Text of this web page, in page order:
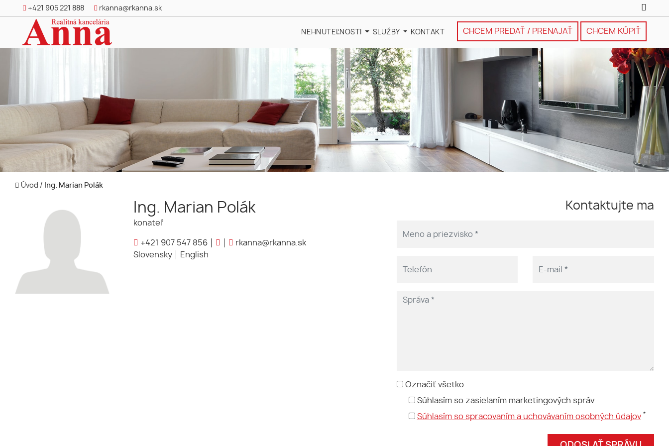
+421 905 221 888 rkanna@rkanna.sk
CHCEM PREDAŤ / PRENAJAŤ CHCEM KÚPIŤ
NEHNUTEĽNOSTI SLUŽBY KONTAKT
Úvod / Ing. Marian Polák
Ing. Marian Polák
konateľ
+421 907 547 856
rkanna@rkanna.sk
Slovensky
English
Kontaktujte ma
Označiť všetko
Súhlasím so zasielaním marketingových správ
Súhlasím so spracovaním a uchovávaním osobných údajov *